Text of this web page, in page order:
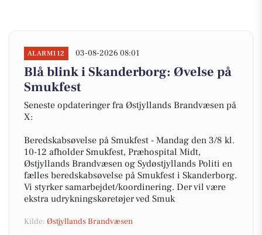
ALARM112 03-08-2026 08:01
Blå blink i Skanderborg: Øvelse på
Smukfest
Seneste opdateringer fra Østjyllands Brandvæsen på
X:
Beredskabsøvelse på Smukfest - Mandag den 3/8 kl.
10-12 afholder Smukfest, Præhospital Midt,
Østjyllands Brandvæsen og Sydøstjyllands Politi en
fælles beredskabsøvelse på Smukfest i Skanderborg.
Vi styrker samarbejdet/koordinering. Der vil være
ekstra udrykningskøretøjer ved Smuk
Kilde: Østjyllands Brandvæsen